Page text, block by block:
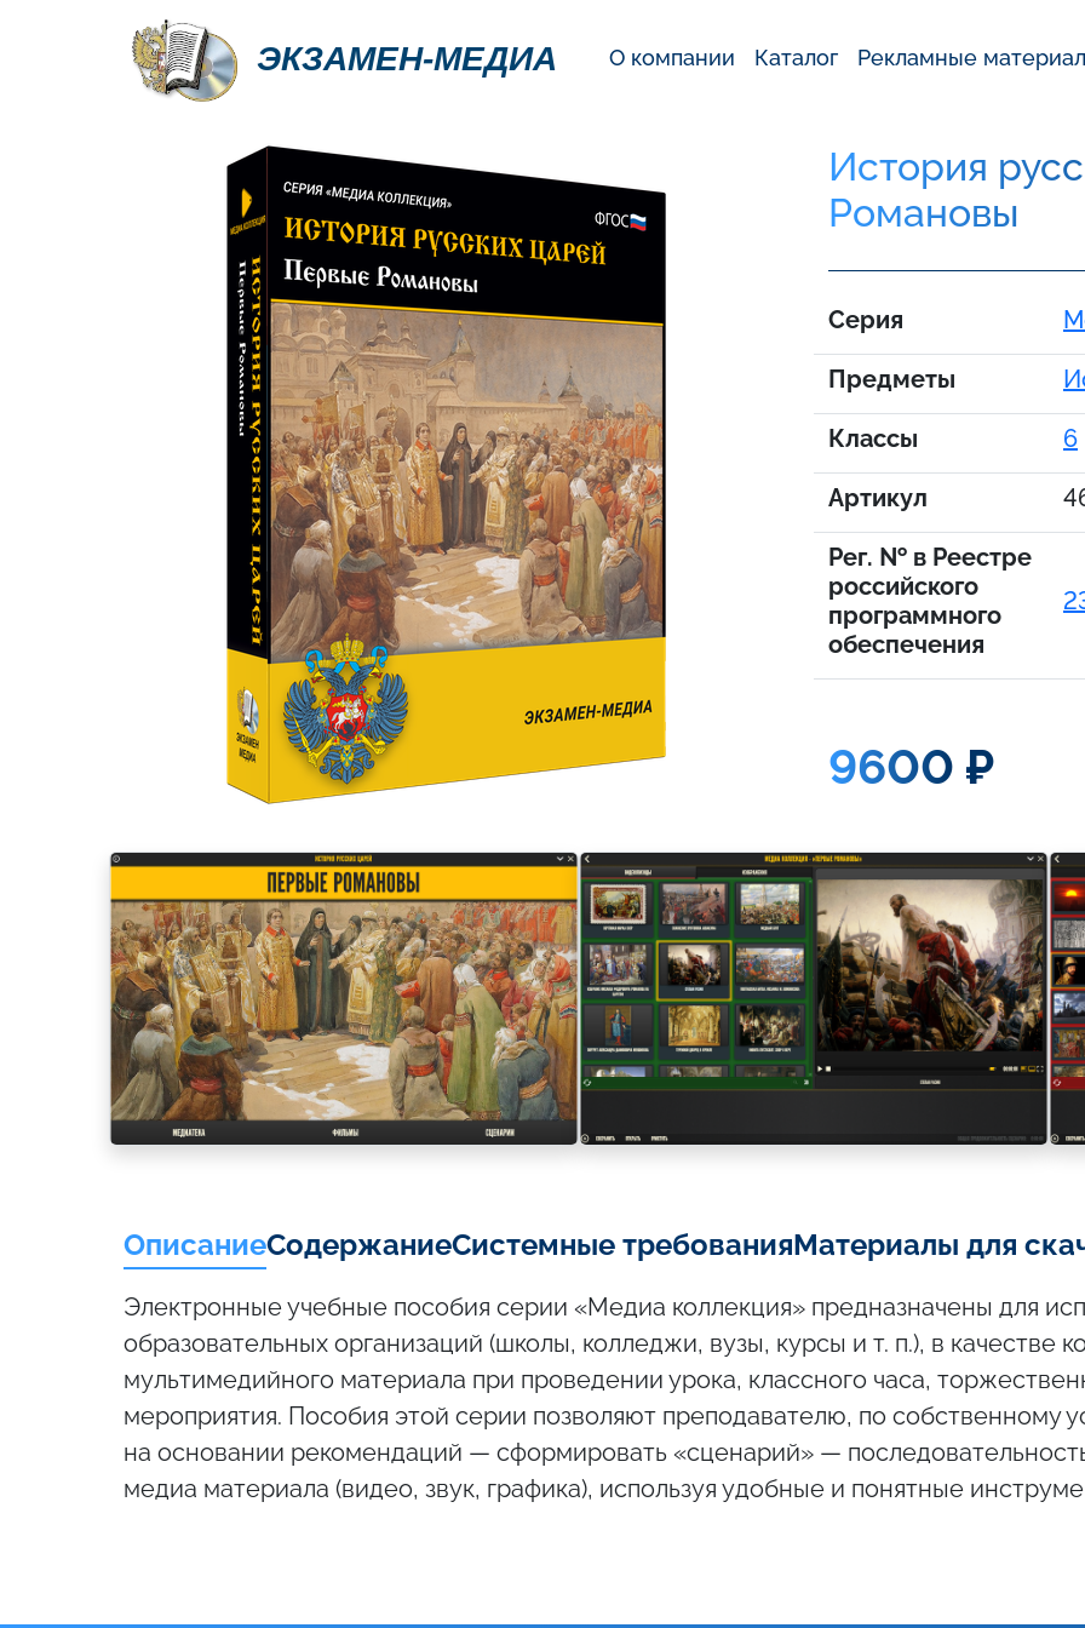
ЭКЗАМЕН-МЕДИА О компании Каталог Рекламные
История
Романовы
Серия
Предметы
Классы 6
Артикул
Рег. № в Реестре
российского
программного
обеспечения
9600 ₽
ОписаниеСодержаниеСистемные требованияМатериалы для
Электронные учебные пособия серии «Медиа коллекция» предназначены для
образовательных организаций (школы, колледжи, вузы, курсы и т. п.), в качестве
мультимедийного материала при проведении урока, классного часа,
мероприятия. Пособия этой серии позволяют преподавателю, по собственному
на основании рекомендаций — сформировать «сценарий» —
медиа материала (видео, звук, графика), используя удобные и понятные